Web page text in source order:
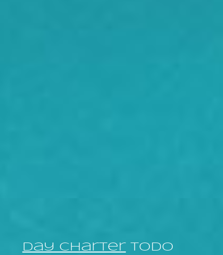
Day CharterTodo